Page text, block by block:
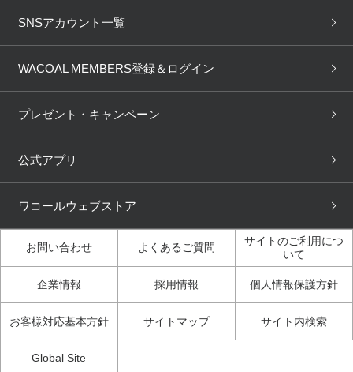
OUR WACOAL
WACOAL Remamma Mens Innerwear
Licensed Brands
3Dボディスキャン
商品回収
ニュース＆トピックス
下着の基礎知識
ブラパン ワコールスタイル
大人の工場見学inベトナム
人間科学研究開発センター見
学
ガイド（マンガ）
3Dボディスキャン体験（マ
SNSアカウント一覧
WACOAL MEMBERS登録＆ログイン
プレゼント・キャンペーン
公式アプリ
ワコールウェブストア
お問い合わせ よくあるご質問
サイトのご利用につ
いて
企業情報 採用情報 個人情報保護方針
お客様対応基本方針 サイトマップ サイト内検索
Global Site